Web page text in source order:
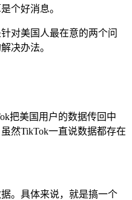
个好消息。
对美国人最在意的两个问
决办法。
把美国用户的数据传回中
然TikTok一直说数据都存在
。具体来说，就是搞一个